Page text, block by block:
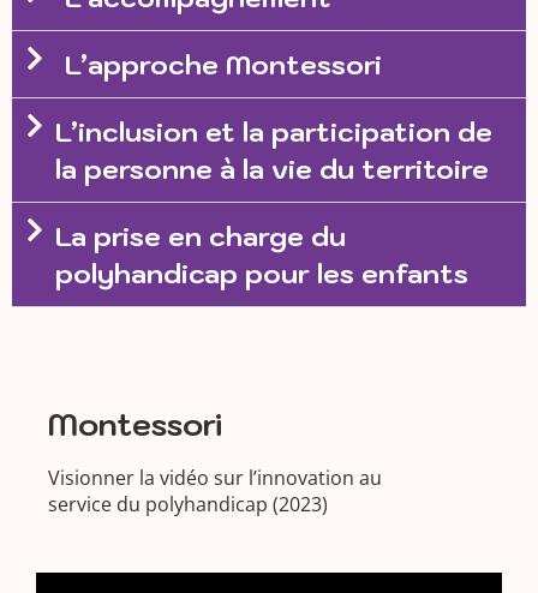
L’approche Montessori
L’inclusion et la participation de
la personne à la vie du territoire
La prise en charge du
polyhandicap pour les enfants
Montessori
Visionner la vidéo sur l’innovation au
service du polyhandicap (2023)